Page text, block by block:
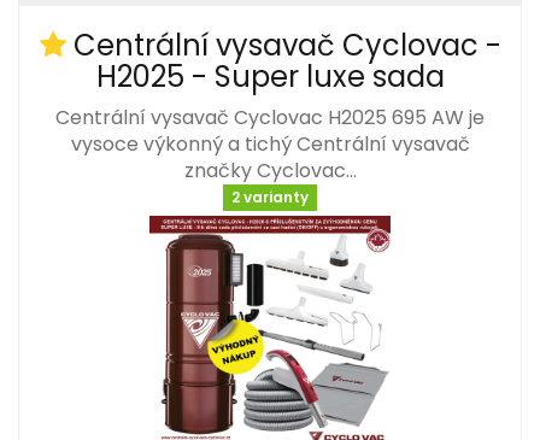
Centrální vysavač Cyclovac -
H2025 - Super luxe sada
Centrální vysavač Cyclovac H2025 695 AW je
vysoce výkonný a tichý Centrální vysavač
značky Cyclovac…
2 varianty